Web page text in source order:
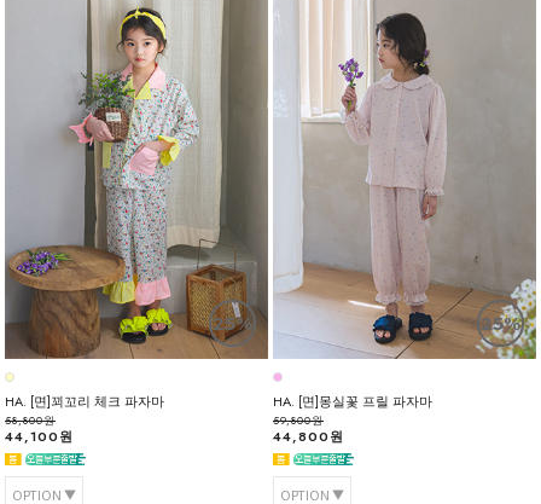
25%
HA. [면]꾀꼬리 체크 파자마
58,800원
44,100원
OPTION
25%
HA. [면]몽실꽃 프릴 파자마
59,800원
44,800원
OPTION